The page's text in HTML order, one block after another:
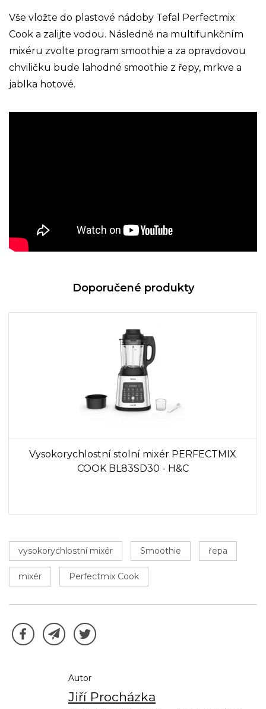
Vše vložte do plastové nádoby Tefal Perfectmix
Cook a zalijte vodou. Následně na multifunkčním
mixéru zvolte program smoothie a za opravdovou
chviličku bude lahodné smoothie z řepy, mrkve a
jablka hotové.
Doporučené produkty
Vysokorychlostní stolní mixér PERFECTMIX
COOK BL83SD30 - H&C
vysokorychlostní mixér Smoothie řepa
mixér Perfectmix Cook
Autor
Jiří Procházka